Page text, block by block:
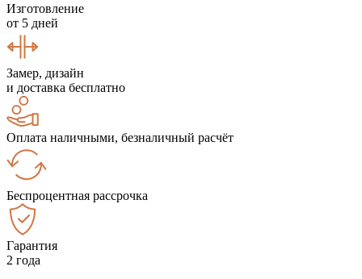
Изготовление
от 5 дней
Замер, дизайн
и доставка бесплатно
Оплата наличными, безналичный расчёт
Беспроцентная рассрочка
Гарантия
2 года